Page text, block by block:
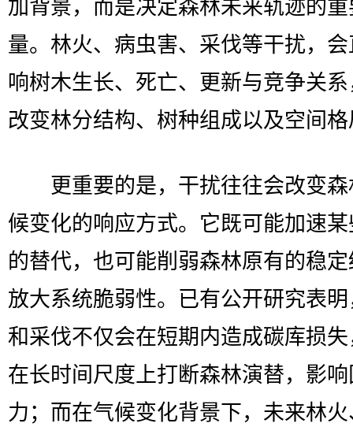
加背景，而是决定森林未来轨迹的
量。林火、病虫害、采伐等干扰，
响树木生长、死亡、更新与竞争关
改变林分结构、树种组成以及空间
更重要的是，干扰往往会改变森
候变化的响应方式。它既可能加速
的替代，也可能削弱森林原有的稳
放大系统脆弱性。已有公开研究表
和采伐不仅会在短期内造成碳库损
在长时间尺度上打断森林演替，影
力；而在气候变化背景下，未来林